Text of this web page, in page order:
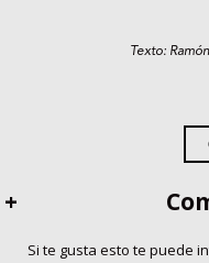
Texto:
+
Si te gusta esto te puede